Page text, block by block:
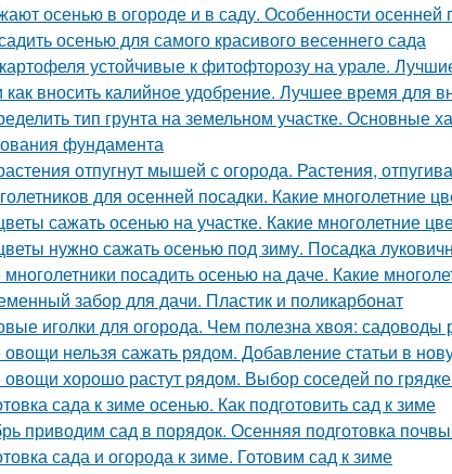
осенью в огороде и в саду. Особенности осенней
осенью для самого красивого весеннего сада
устойчивые к фитофторозу на урале.
как вносить калийное удобрение. Лучшее время для
тип грунта на земельном участке. Основные
фундамента
отпугнут мышей с огорода. Растения,
для осенней посадки. Какие многолетние
сажать осенью на участке. Какие многолетние
нужно сажать осенью под зиму. Посадка
многолетники посадить осенью на даче. Какие
забор для дачи. Пластик и поликарбонат
иголки для огорода. Чем полезна хвоя: садоводы
овощи нельзя сажать рядом. Добавление статьи в
овощи хорошо растут рядом. Выбор соседей по
сада к зиме осенью. Как подготовить сад к зиме
приводим сад в порядок. Осенняя подготовка
сада и огорода к зиме. Готовим сад к зиме